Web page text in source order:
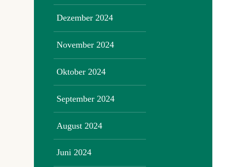
Dezember 2024
November 2024
Oktober 2024
September 2024
August 2024
Juni 2024